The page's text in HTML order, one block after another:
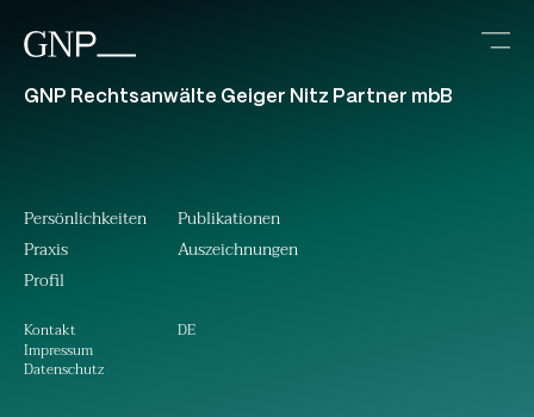
GNP Rechtsanwälte Geiger Nitz Partner mbB
Persönlichkeiten
Praxis
Profil
Kontakt
Impressum
Datenschutz
Publikationen
Auszeichnungen
DE